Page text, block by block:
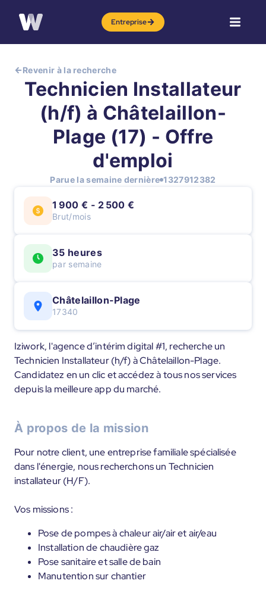
Entreprise
Revenir à la recherche
Technicien Installateur
(h/f) à Châtelaillon-
Plage (17) - Offre
d'emploi
Parue la semaine dernière 1327912382
1 900 € - 2 500 €
Brut/mois
35 heures
par semaine
Châtelaillon-Plage
17340
Iziwork, l'agence d’intérim digital #1, recherche un
Technicien Installateur (h/f) à Châtelaillon-Plage.
Candidatez en un clic et accédez à tous nos services
depuis la meilleure app du marché.
À propos de la mission
Pour notre client, une entreprise familiale spécialisée
dans l'énergie, nous recherchons un Technicien
installateur (H/F).
Vos missions :
Pose de pompes à chaleur air/air et air/eau
Installation de chaudière gaz
Pose sanitaire et salle de bain
Manutention sur chantier